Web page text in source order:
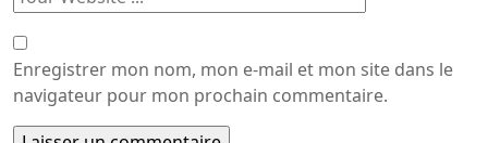
Enregistrer mon nom, mon e-mail et mon site dans le
navigateur pour mon prochain commentaire.